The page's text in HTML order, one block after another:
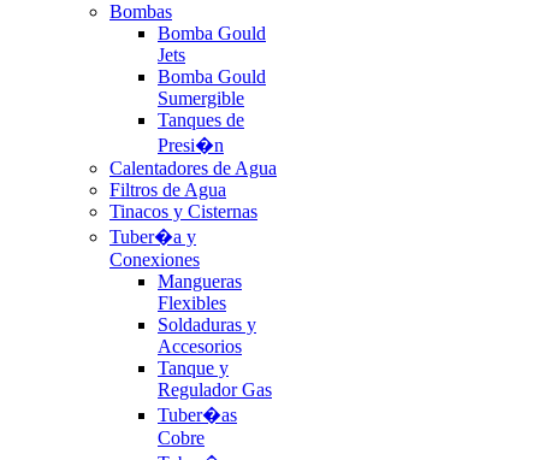
Bombas
Bomba Gould
Jets
Bomba Gould
Sumergible
Tanques de
Presi�n
Calentadores de Agua
Filtros de Agua
Tinacos y Cisternas
Tuber�a y
Conexiones
Mangueras
Flexibles
Soldaduras y
Accesorios
Tanque y
Regulador Gas
Tuber�as
Cobre